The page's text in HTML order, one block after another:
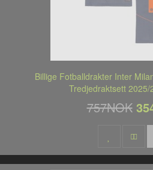
Billige Fotballdrakter Inter
Tredjedraktsett
757NOK